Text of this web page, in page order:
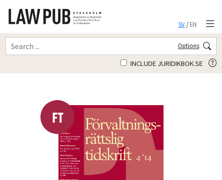
SV/EN
Options
INCLUDE JURIDIKBOK.SE